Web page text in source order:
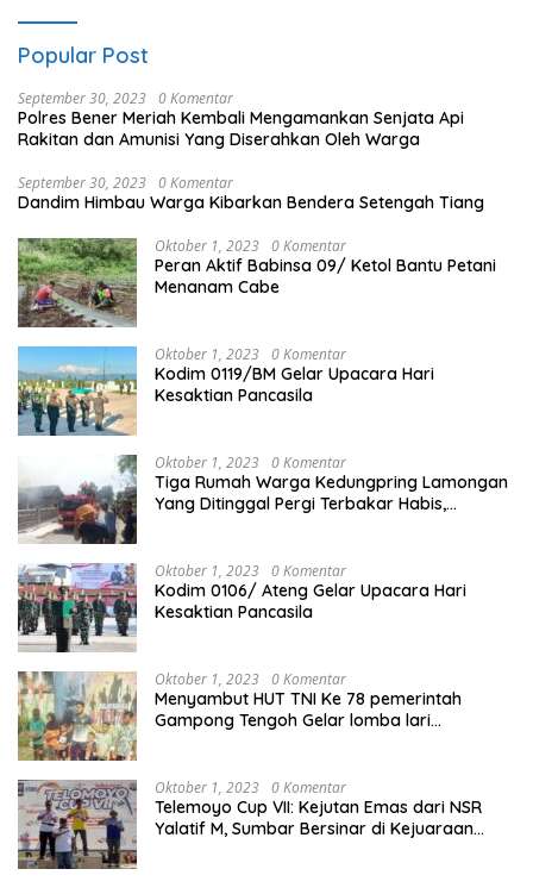
Popular Post
September 30, 2023 0 Komentar
Polres Bener Meriah Kembali Mengamankan Senjata Api
Rakitan dan Amunisi Yang Diserahkan Oleh Warga
September 30, 2023 0 Komentar
Dandim Himbau Warga Kibarkan Bendera Setengah Tiang
Oktober 1, 2023 0 Komentar
Peran Aktif Babinsa 09/ Ketol Bantu Petani
Menanam Cabe
Oktober 1, 2023 0 Komentar
Kodim 0119/BM Gelar Upacara Hari
Kesaktian Pancasila
Oktober 1, 2023 0 Komentar
Tiga Rumah Warga Kedungpring Lamongan
Yang Ditinggal Pergi Terbakar Habis,
Oktober 1, 2023 0 Komentar
Kodim 0106/ Ateng Gelar Upacara Hari
Kesaktian Pancasila
Oktober 1, 2023 0 Komentar
Menyambut HUT TNI Ke 78 pemerintah
Gampong Tengoh Gelar lomba lari
Oktober 1, 2023 0 Komentar
Telemoyo Cup VII: Kejutan Emas dari NSR
Yalatif M, Sumbar Bersinar di Kejuaraan